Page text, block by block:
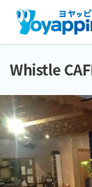
Whistle